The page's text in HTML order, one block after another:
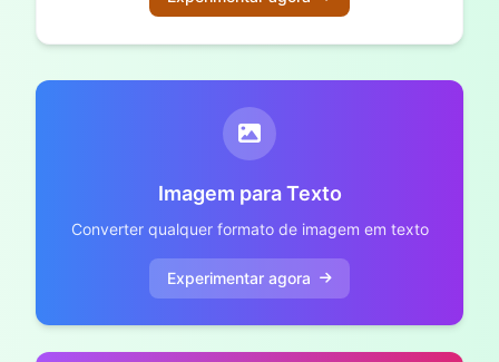
Imagem para Texto
Converter qualquer formato de imagem em texto
Experimentar agora